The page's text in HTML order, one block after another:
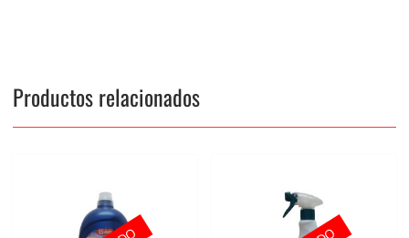
Productos relacionados